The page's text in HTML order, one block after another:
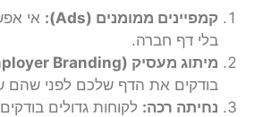
קמפיינים ממומנים (Ads):
אי
בלי דף חברה.
מיתוג מעסיק (Employer Branding):
בודקים את הדף שלכם לפני שהם
נחיתה רכה: לקוחות גדולים